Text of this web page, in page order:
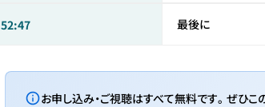
52:47 最後に
お申し込み・ご視聴はすべて無料です。ぜひ